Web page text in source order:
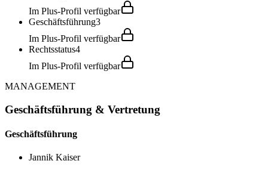
Im Plus-Profil verfügbar
Geschäftsführung3
Im Plus-Profil verfügbar
Rechtsstatus4
Im Plus-Profil verfügbar
MANAGEMENT
Geschäftsführung & Vertretung
Geschäftsführung
Jannik Kaiser